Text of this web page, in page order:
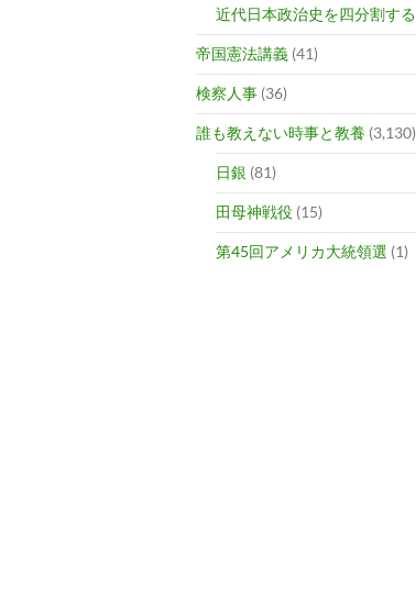
近代日本政治史を四分割する
帝国憲法講義 (41)
検察人事 (36)
誰も教えない時事と教養 (3,130)
日銀 (81)
田母神戦役 (15)
第45回アメリカ大統領選 (1)